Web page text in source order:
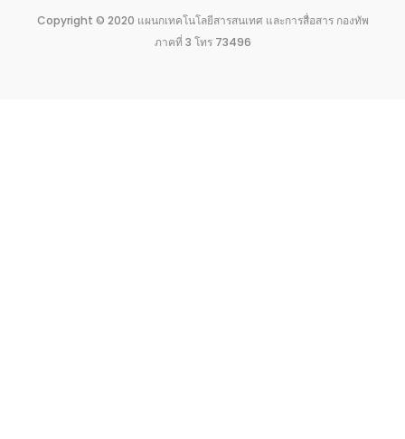
Copyright © 2020 แผนกเทคโนโลยีสารสนเทศ และการสื่อสาร กองทัพ
ภาคที่ 3 โทร 73496